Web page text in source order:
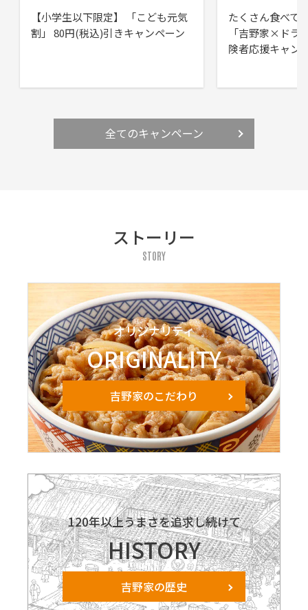
【小学生以下限定】 「こども元気
割」 80円(税込)引きキャンペーン
たくさん食べて
「吉野家×ドラ
険者応援キャン
全てのキャンペーン
ストーリー
STORY
オリジナリティ
ORIGINALITY
吉野家のこだわり
120年以上うまさを追求し続けて
HISTORY
吉野家の歴史